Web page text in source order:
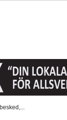
är det...